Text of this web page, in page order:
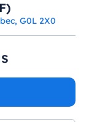
G0L 2X0